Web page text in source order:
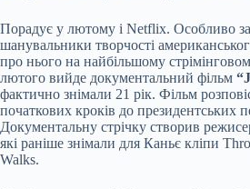
Порадує у лютому і Netflix. Особливо
шанувальники творчості
про нього на найбільшому
лютого вийде документальний фільм
фактично знімали 21 рік. Фільм
початкових кроків до президентських
Документальну стрічку створив
які раніше знімали для Каньє кліпи
Walks.